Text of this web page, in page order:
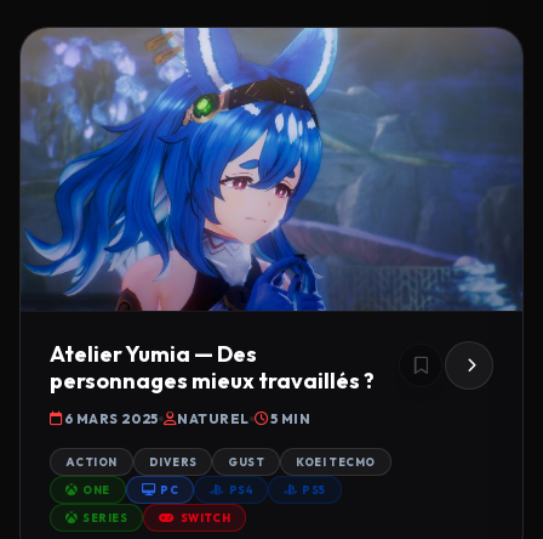
Atelier Yumia — Des
personnages mieux travaillés ?
6 MARS 2025 NATUREL 5 MIN
ACTION DIVERS GUST KOEI TECMO
ONE PC PS4 PS5
SERIES SWITCH